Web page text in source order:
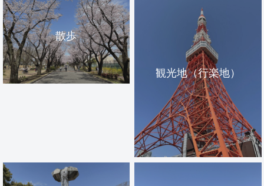
散歩
観光地（行楽地）